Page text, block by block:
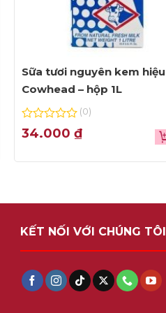
Sữa tươi nguyên kem hiệu
Cowhead – hộp 1L
0
out
5
(0)
34.000 ₫
KẾT NỐI VỚI CHÚNG TÔI